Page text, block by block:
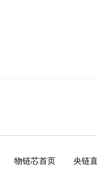
物链芯首页 央链